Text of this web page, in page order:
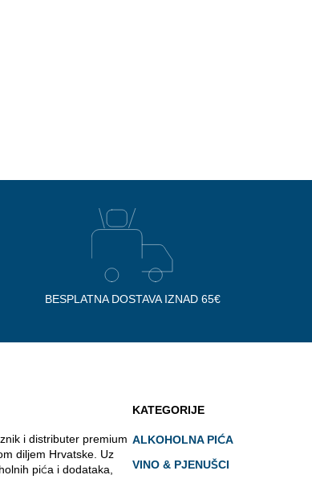
BESPLATNA DOSTAVA IZNAD 65€
i distributer premium
diljem Hrvatske. Uz
pića i dodataka,
KATEGORIJE
ALKOHOLNA PIĆA
VINO & PJENUŠCI